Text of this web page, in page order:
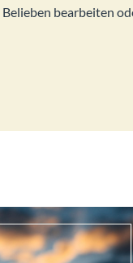
Belieben bearbeiten